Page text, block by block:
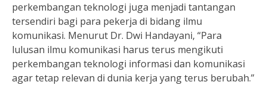
perkembangan teknologi juga menjadi tantangan
tersendiri bagi para pekerja di bidang ilmu
komunikasi. Menurut Dr. Dwi Handayani, “Para
lulusan ilmu komunikasi harus terus mengikuti
perkembangan teknologi informasi dan komunikasi
agar tetap relevan di dunia kerja yang terus berubah.”